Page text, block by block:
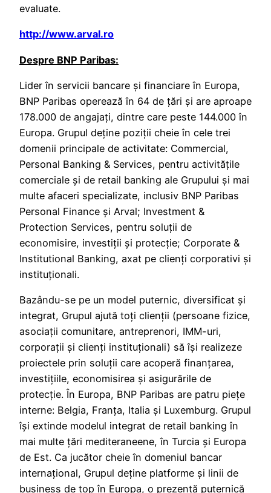
evaluate.
http://www.arval.ro
Despre BNP Paribas:
Lider în servicii bancare și financiare în Europa,
BNP Paribas operează în 64 de țări și are aproape
178.000 de angajați, dintre care peste 144.000 în
Europa. Grupul deține poziții cheie în cele trei
domenii principale de activitate: Commercial,
Personal Banking & Services, pentru activitățile
comerciale și de retail banking ale Grupului și mai
multe afaceri specializate, inclusiv BNP Paribas
Personal Finance și Arval; Investment &
Protection Services, pentru soluții de
economisire, investiții și protecție; Corporate &
Institutional Banking, axat pe clienți corporativi și
instituționali.
Bazându-se pe un model puternic, diversificat și
integrat, Grupul ajută toți clienții (persoane fizice,
asociații comunitare, antreprenori, IMM-uri,
corporații și clienți instituționali) să își realizeze
proiectele prin soluții care acoperă finanțarea,
investițiile, economisirea și asigurările de
protecție. În Europa, BNP Paribas are patru piețe
interne: Belgia, Franța, Italia și Luxemburg. Grupul
își extinde modelul integrat de retail banking în
mai multe țări mediteraneene, în Turcia și Europa
de Est. Ca jucător cheie în domeniul bancar
internațional, Grupul deține platforme și linii de
business de top în Europa, o prezență puternică